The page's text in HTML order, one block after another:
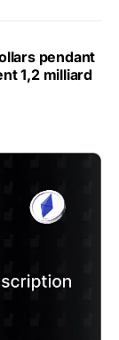
pendant
1,2 milliard